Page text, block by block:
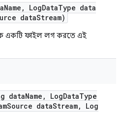
Name , LogDataType data
dataStream)
একটি ফাইল লগ করতে এই
dataName , LogDataType
Source dataStream,
Log